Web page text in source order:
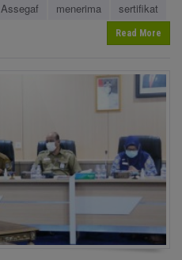
Assegaf menerima
sertifikat
Read More